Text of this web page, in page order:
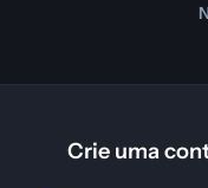
Crie uma